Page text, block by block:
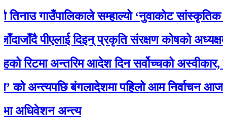
गाउँपालिकाले सम्हाल्यो ‘नुवाकोट सांस्कृतिक
पीएलाई दिइन् प्रकृति संरक्षण कोषको अध्यक्षमा
रिटमा अन्तरिम आदेश दिन सर्वोच्चको अस्वीकार,
अन्त्यपछि बंगलादेशमा पहिलो आम निर्वाचन आज
अधिवेशन अन्त्य